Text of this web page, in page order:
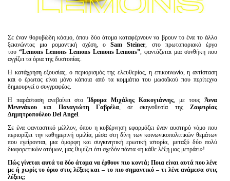
Σε έναν θορυβώδη κόσμο, όπου δύο άτομα καταφέρνουν να βρουν το ένα το άλλο
ξεκινώντας μια ρομαντική σχέση, οSam Steiner, στο πρωτοποριακό έργο
του “Lemons Lemons Lemons Lemons Lemons”, φαντάζεται μια συνθήκη που
αγγίζει τα όρια της δυστοπίας.
Η κατάχρηση εξουσίας, ο περιορισμός της ελευθερίας, η επικοινωνία, η αντίσταση
και ο έρωτας είναι μόνο κάποια από τα κομμάτια του μωσαϊκού που περίτεχνα
δημιουργεί ο συγγραφέας.
Η παράσταση ανεβαίνει στοΊδρυμα Μιχάλης Κακογιάννης, με τους Άννα
Μενενάκουκαι Παναγιώτη Γαβρέλα, σε σκηνοθεσία τηςΖαφειρίας
Δημητροπούλου Del Angel.
Σε ένα φανταστικό μέλλον, όπου η κυβέρνηση εφαρμόζει έναν αυστηρό νόμο που
περιορίζει την καθημερινή ομιλία, μέσα στη δίνη των κοινωνικοπολιτικών θεμάτων
που εγείρονται, μια όμορφη και συγκινητική ερωτική ιστορία, μεταξύ δύο πολύ
διαφορετικών ατόμων, μας θυμίζει ότι σχεδόν πάντα «η κάθε λέξη μας μετράει»!
Πώς γίνεται αυτά τα δύο άτομα να έρθουν πιο κοντά; Ποια είναι αυτά που λένε
με ή χωρίς το όριο στις λέξεις και – το πιο σημαντικό – τι λένε ανάμεσα στις
λέξεις;